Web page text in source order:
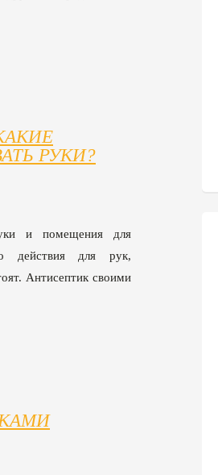
РУКИ?
и помещения для
действия для рук,
Антисептик своими